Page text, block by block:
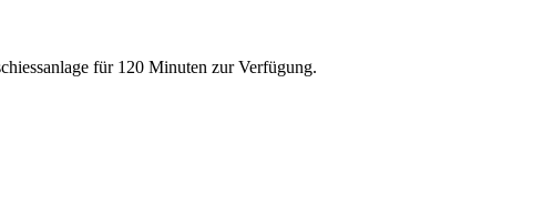
für 120 Minuten zur Verfügung.